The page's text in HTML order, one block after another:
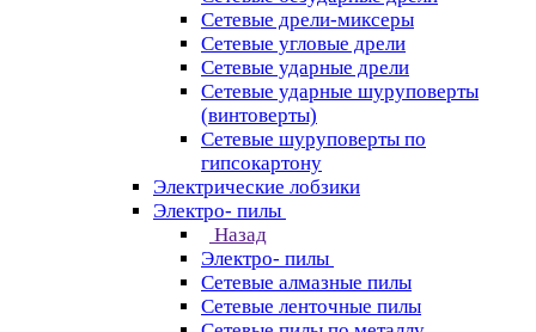
Сетевые дрели-миксеры
Сетевые угловые дрели
Сетевые ударные дрели
Сетевые ударные шуруповерты
(винтоверты)
Сетевые шуруповерты по
гипсокартону
Электрические лобзики
Электро- пилы
Назад
Электро- пилы
Сетевые алмазные пилы
Сетевые ленточные пилы